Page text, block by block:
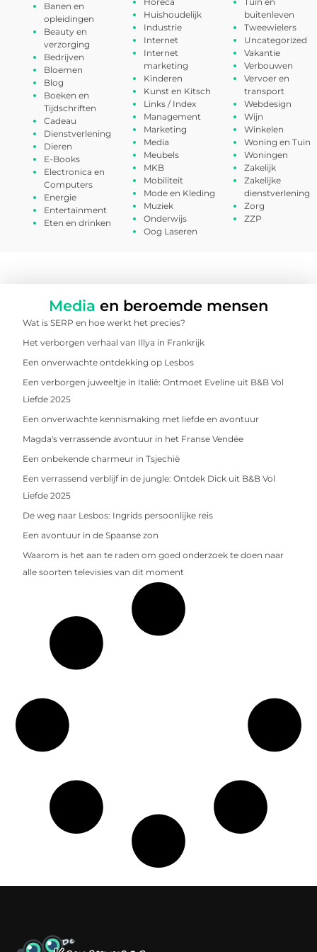
Banen en
opleidingen
Beauty en
verzorging
Bedrijven
Bloemen
Blog
Boeken en
Tijdschriften
Cadeau
Dienstverlening
Dieren
E-Books
Electronica en
Computers
Energie
Entertainment
Eten en drinken
Huishoudelijk
Industrie
Internet
Internet
marketing
Kinderen
Kunst en Kitsch
Links / Index
Management
Marketing
Media
Meubels
MKB
Mobiliteit
Mode en Kleding
Muziek
Onderwijs
Oog Laseren
buitenleven
Tweewielers
Uncategorized
Vakantie
Verbouwen
Vervoer en
transport
Webdesign
Wijn
Winkelen
Woning en Tuin
Woningen
Zakelijk
Zakelijke
dienstverlening
Zorg
ZZP
Media en beroemde mensen
Wat is SERP en hoe werkt het precies?
Het verborgen verhaal van Illya in Frankrijk
Een onverwachte ontdekking op Lesbos
Een verborgen juweeltje in Italië: Ontmoet Eveline uit B&B Vol
Liefde 2025
Een onverwachte kennismaking met liefde en avontuur
Magda's verrassende avontuur in het Franse Vendée
Een onbekende charmeur in Tsjechië
Een verrassend verblijf in de jungle: Ontdek Dick uit B&B Vol
Liefde 2025
De weg naar Lesbos: Ingrids persoonlijke reis
Een avontuur in de Spaanse zon
Waarom is het aan te raden om goed onderzoek te doen naar
alle soorten televisies van dit moment